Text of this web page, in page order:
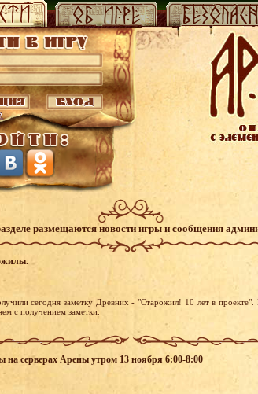
размещаются новости игры и сообщения
сегодня заметку Древних - "Старожил! 10 лет в
с получением заметки.
на серверах Арены утром 13 ноября 6:00-8:00